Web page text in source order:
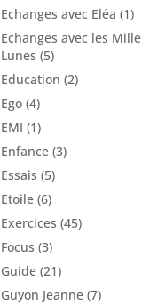
Echanges avec Eléa (1)
Echanges avec les Mille
Lunes (5)
Education (2)
Ego (4)
EMI (1)
Enfance (3)
Essais (5)
Etoile (6)
Exercices (45)
Focus (3)
Guide (21)
Guyon Jeanne (7)